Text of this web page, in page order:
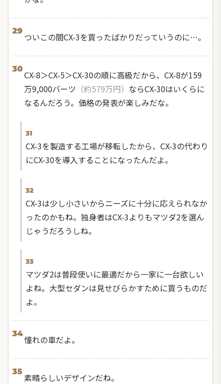
29
ついこの間CX-3を買ったばかりだっていうのに…。
30
CX-8＞CX-5＞CX-30の順に高級だから、CX-8が159
万9,000バーツ （約579万円） ならCX-30はいくらに
なるんだろう。価格の発表が楽しみだな。
31
CX-3を製造する工場が移転したから、CX-3の代わり
にCX-30を導入することになったんだよ。
32
CX-3は少し小さいからニーズに十分に応えられなか
ったのかもね。独身者はCX-3よりもマツダ2を選ん
じゃうだろうしね。
33
マツダ2は普段使いに最適だから一家に一台欲しい
よね。大型セダンは見せびらかすために買うものだ
よ。
34
憧れの車だよ。
35
素晴らしいデザインだね。